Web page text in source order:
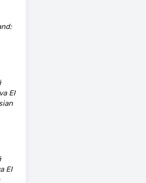
EI
EI